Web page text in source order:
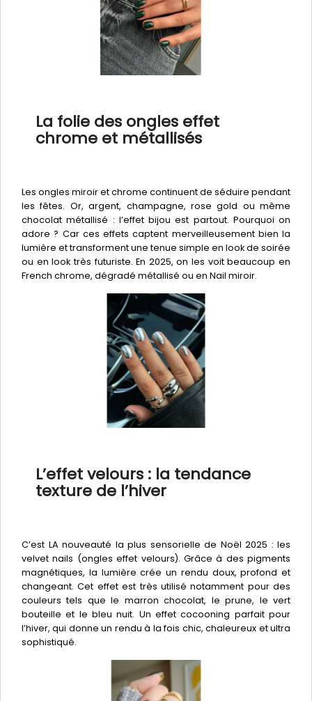
La folie des ongles effet
chrome et métallisés
Les ongles miroir et chrome continuent de séduire pendant
les fêtes. Or, argent, champagne, rose gold ou même
chocolat métallisé : l’effet bijou est partout. Pourquoi on
adore ? Car ces effets captent merveilleusement bien la
lumière et transforment une tenue simple en look de soirée
ou en look très futuriste. En 2025, on les voit beaucoup en
French chrome, dégradé métallisé ou en Nail miroir.
L’effet velours : la tendance
texture de l’hiver
C’est LA nouveauté la plus sensorielle de Noël 2025 : les
velvet nails (ongles effet velours). Grâce à des pigments
magnétiques, la lumière crée un rendu doux, profond et
changeant. Cet effet est très utilisé notamment pour des
couleurs tels que le marron chocolat, le prune, le vert
bouteille et le bleu nuit. Un effet cocooning parfait pour
l’hiver, qui donne un rendu à la fois chic, chaleureux et ultra
sophistiqué.